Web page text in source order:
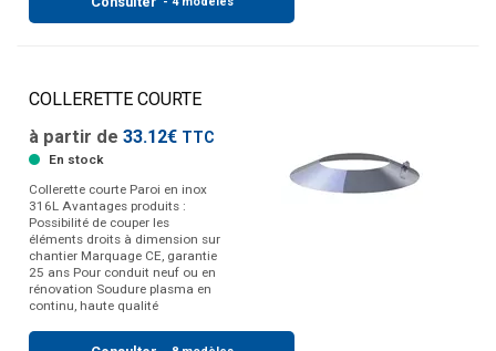
COLLERETTE COURTE
à partir de 33.12€ TTC
En stock
Collerette courte Paroi en inox
316L Avantages produits :
Possibilité de couper les
éléments droits à dimension sur
chantier Marquage CE, garantie
25 ans Pour conduit neuf ou en
rénovation Soudure plasma en
continu, haute qualité